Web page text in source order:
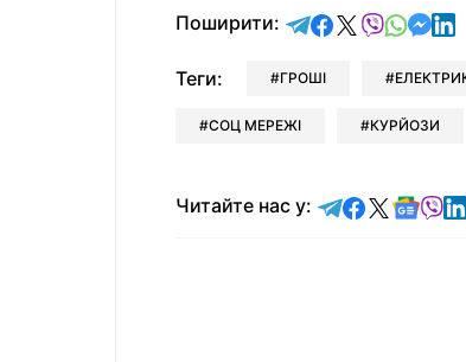
Поширити: відправити у
поділитись у
поділитись
Теги: ГРОШІ
СОЦ МЕРЕЖІ КУРЙОЗИ
Читайте нас у: Читайте у
Читайте у
Читайте